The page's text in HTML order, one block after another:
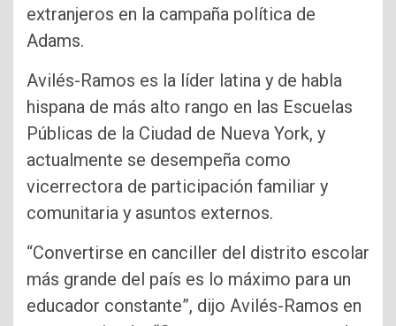
extranjeros en la campaña política de
Adams.
Avilés-Ramos es la líder latina y de habla
hispana de más alto rango en las Escuelas
Públicas de la Ciudad de Nueva York, y
actualmente se desempeña como
vicerrectora de participación familiar y
comunitaria y asuntos externos.
“Convertirse en canciller del distrito escolar
más grande del país es lo máximo para un
educador constante”, dijo Avilés-Ramos en